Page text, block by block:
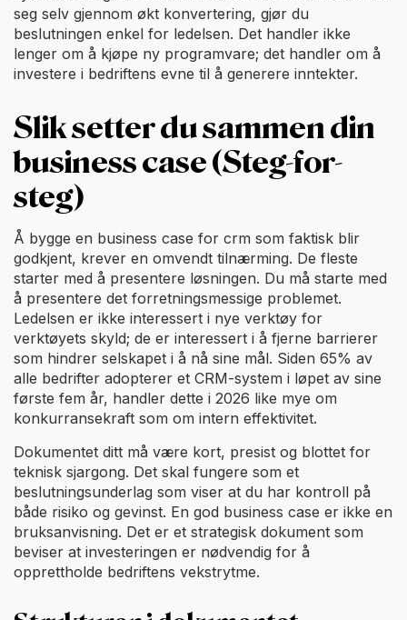
seg selv gjennom økt konvertering, gjør du
beslutningen enkel for ledelsen. Det handler ikke
lenger om å kjøpe ny programvare; det handler om å
investere i bedriftens evne til å generere inntekter.
Slik setter du sammen din
business case (Steg-for-
steg)
Å bygge en business case for crm som faktisk blir
godkjent, krever en omvendt tilnærming. De fleste
starter med å presentere løsningen. Du må starte med
å presentere det forretningsmessige problemet.
Ledelsen er ikke interessert i nye verktøy for
verktøyets skyld; de er interessert i å fjerne barrierer
som hindrer selskapet i å nå sine mål. Siden 65% av
alle bedrifter adopterer et CRM-system i løpet av sine
første fem år, handler dette i 2026 like mye om
konkurransekraft som om intern effektivitet.
Dokumentet ditt må være kort, presist og blottet for
teknisk sjargong. Det skal fungere som et
beslutningsunderlag som viser at du har kontroll på
både risiko og gevinst. En god business case er ikke en
bruksanvisning. Det er et strategisk dokument som
beviser at investeringen er nødvendig for å
opprettholde bedriftens vekstrytme.